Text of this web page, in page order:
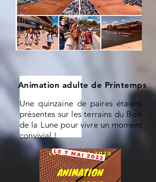
Animation adulte de Printemps
Une quinzaine de paires étaient
présentes sur les terrains du Bois
de la Lune pour vivre un moment
convivial !